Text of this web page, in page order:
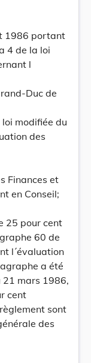
1986 portant
4 de la loi
l
Duc de
modifiée du
des
Finances et
en Conseil;
25 pour cent
60 de
l´évaluation
a été
21 mars 1986,
cent
sont
des